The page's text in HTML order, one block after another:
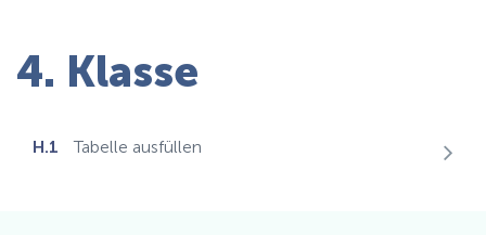
4. Klasse
H.1 Tabelle ausfüllen